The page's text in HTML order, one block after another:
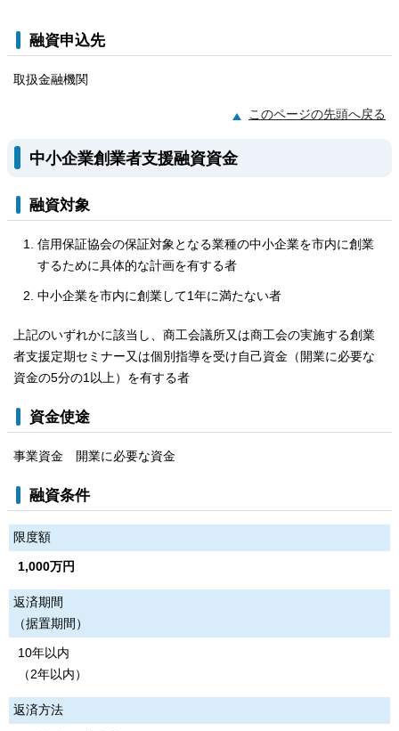
融資申込先
取扱金融機関
このページの先頭へ戻る
中小企業創業者支援融資資金
融資対象
信用保証協会の保証対象となる業種の中小企業を市内に創業
するために具体的な計画を有する者
中小企業を市内に創業して1年に満たない者
上記のいずれかに該当し、商工会議所又は商工会の実施する創業
者支援定期セミナー又は個別指導を受け自己資金（開業に必要な
資金の5分の1以上）を有する者
資金使途
事業資金 開業に必要な資金
融資条件
限度額
1,000万円
返済期間
（据置期間）
10年以内
（2年以内）
返済方法